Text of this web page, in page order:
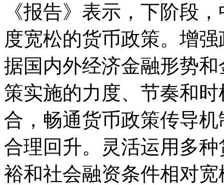
《报告》表示，下阶段
度宽松的货币政策。增
据国内外经济金融形势
策实施的力度、节奏和
合，畅通货币政策传导
合理回升。灵活运用多
裕和社会融资条件相对